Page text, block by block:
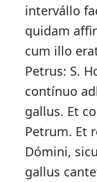
intervállo
quidam
cum illo
Petrus: S.
contínuo
gallus. Et
Petrum. Et
Dómini,
gallus